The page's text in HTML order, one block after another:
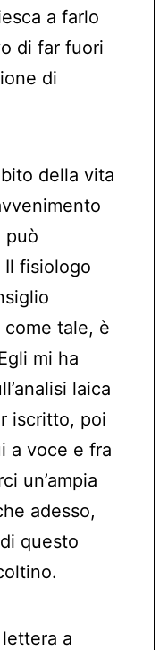
a farlo
di far fuori
di
della vita
può
fisiologo
tale, è
mi ha
laica
iscritto, poi
a voce e fra
un’ampia
adesso,
questo
a